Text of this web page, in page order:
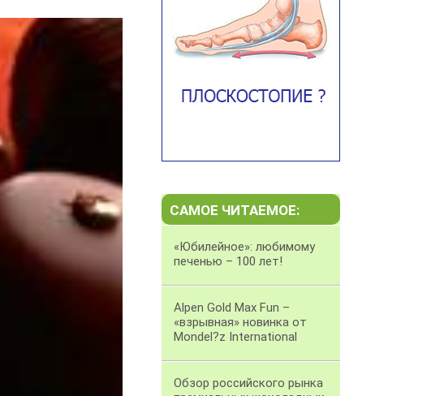
САМОЕ ЧИТАЕМОЕ:
«Юбилейное»: любимому
печенью – 100 лет!
Alpen Gold Max Fun –
«взрывная» новинка от
Mondel?z International
Обзор российского рынка